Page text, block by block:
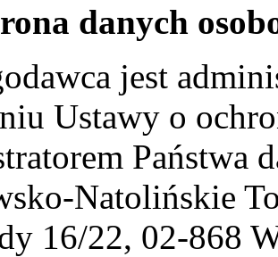
danych
jest
Ustawy o
Państwa
Natolińskie
16/22, 02-868